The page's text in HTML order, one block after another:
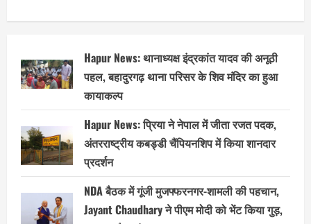
Hapur News: थानाध्यक्ष इंद्रकांत यादव की अनूठी
पहल, बहादुरगढ़ थाना परिसर के शिव मंदिर का हुआ
कायाकल्प
Hapur News: प्रिया ने नेपाल में जीता रजत पदक,
अंतरराष्ट्रीय कबड्डी चैंपियनशिप में किया शानदार
प्रदर्शन
NDA बैठक में गूंजी मुजफ्फरनगर-शामली की पहचान,
Jayant Chaudhary ने पीएम मोदी को भेंट किया गुड़,